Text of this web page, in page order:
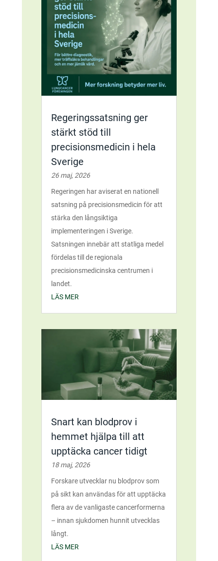
Regeringssatsning ger
stärkt stöd till
precisionsmedicin i hela
Sverige
26 maj, 2026
Regeringen har aviserat en nationell
satsning på precisionsmedicin för att
stärka den långsiktiga
implementeringen i Sverige.
Satsningen innebär att statliga medel
fördelas till de regionala
precisionsmedicinska centrumen i
landet.
LÄS MER
Snart kan blodprov i
hemmet hjälpa till att
upptäcka cancer tidigt
18 maj, 2026
Forskare utvecklar nu blodprov som
på sikt kan användas för att upptäcka
flera av de vanligaste cancerformerna
– innan sjukdomen hunnit utvecklas
långt.
LÄS MER